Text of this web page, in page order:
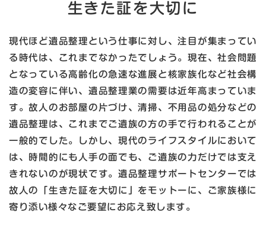
生きた証を大切に
現代ほど遺品整理という仕事に対し、注目が集まってい
る時代は、これまでなかったでしょう。現在、社会問題
となっている高齢化の急速な進展と核家族化など社会構
造の変容に伴い、遺品整理業の需要は近年高まっていま
す。故人のお部屋の片づけ、清掃、不用品の処分などの
遺品整理は、これまでご遺族の方の手で行われることが
一般的でした。しかし、現代のライフスタイルにおいて
は、時間的にも人手の面でも、ご遺族の力だけでは支え
きれないのが現状です。遺品整理サポートセンターでは
故人の「生きた証を大切に」をモットーに、ご家族様に
寄り添い様々なご要望にお応え致します。